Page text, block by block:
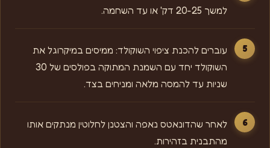
למשך 20-25 דק' או עד השחמה.
עוברים להכנת ציפוי השוקולד: ממיסים במיקרוגל את
השוקולד יחד עם השמנת המתוקה בפולסים של 30
שניות עד להמסה מלאה ומניחים בצד.
לאחר שהדונאטס נאפה והצטנן לחלוטין מנתקים אותו
מהתבנית בזהירות.